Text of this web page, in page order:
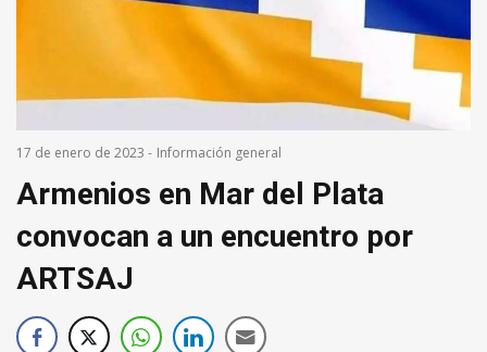
17 de enero de 2023 - Información general
Armenios en Mar del Plata
convocan a un encuentro por
ARTSAJ